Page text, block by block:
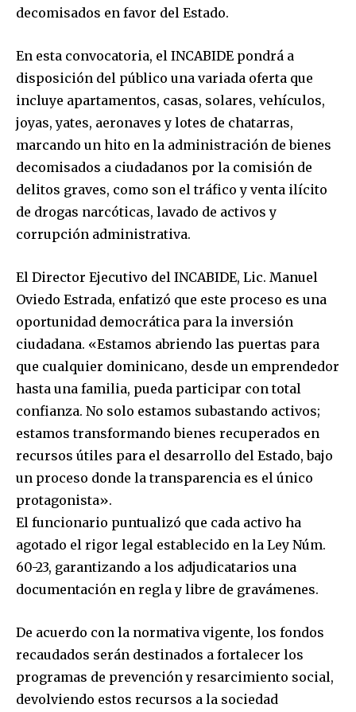
decomisados en favor del Estado.
En esta convocatoria, el INCABIDE pondrá a
disposición del público una variada oferta que
incluye apartamentos, casas, solares, vehículos,
joyas, yates, aeronaves y lotes de chatarras,
marcando un hito en la administración de bienes
decomisados a ciudadanos por la comisión de
delitos graves, como son el tráfico y venta ilícito
de drogas narcóticas, lavado de activos y
corrupción administrativa.
El Director Ejecutivo del INCABIDE, Lic. Manuel
Oviedo Estrada, enfatizó que este proceso es una
oportunidad democrática para la inversión
ciudadana. «Estamos abriendo las puertas para
que cualquier dominicano, desde un emprendedor
hasta una familia, pueda participar con total
confianza. No solo estamos subastando activos;
estamos transformando bienes recuperados en
recursos útiles para el desarrollo del Estado, bajo
un proceso donde la transparencia es el único
protagonista».
El funcionario puntualizó que cada activo ha
agotado el rigor legal establecido en la Ley Núm.
60-23, garantizando a los adjudicatarios una
documentación en regla y libre de gravámenes.
De acuerdo con la normativa vigente, los fondos
recaudados serán destinados a fortalecer los
programas de prevención y resarcimiento social,
devolviendo estos recursos a la sociedad